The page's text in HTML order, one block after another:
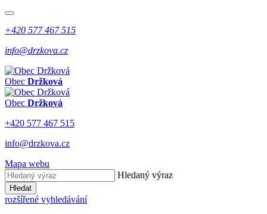
+420 577 467 515
info@drzkova.cz
Obec Držková
Obec Držková
+420 577 467 515
info@drzkova.cz
Mapa webu
Hledaný výraz
Hledat
rozšířené vyhledávání